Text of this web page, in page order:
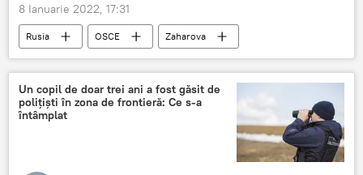
8 Ianuarie 2022, 17:31
Rusia OSCE Zaharova
Un copil de doar trei ani a fost găsit de
polițiști în zona de frontieră: Ce s-a
întâmplat